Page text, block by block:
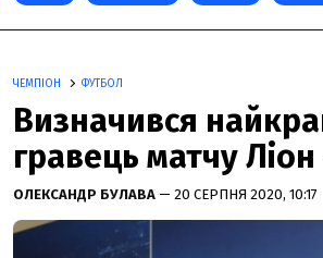
ЧЕМПІОН ФУТБОЛ
Визначився
гравець матчу Ліон
ОЛЕКСАНДР БУЛАВА — 20 СЕРПНЯ 2020, 10:17